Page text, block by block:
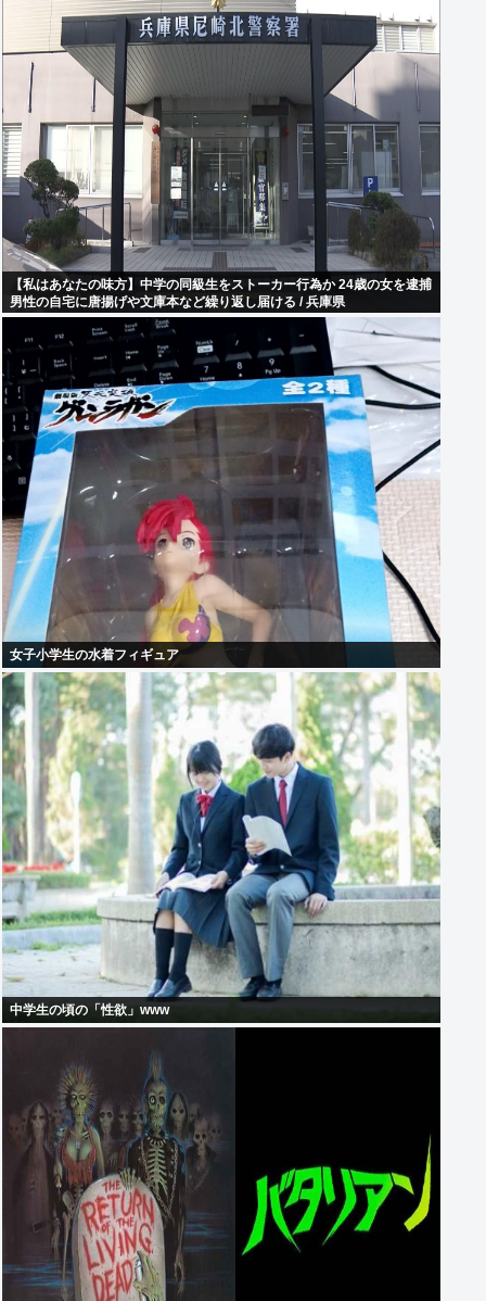
【私はあなたの味方】中学の同級生をストーカー行為か 24歳の女を逮捕
男性の自宅に唐揚げや文庫本など繰り返し届ける / 兵庫県
女子小学生の水着フィギュア
中学生の頃の「性欲」www